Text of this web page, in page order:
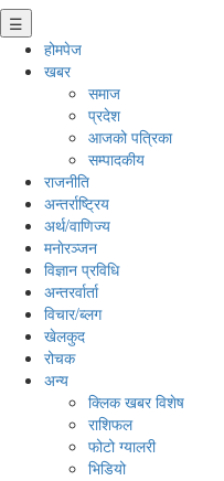
☰
होमपेज
खबर
समाज
प्रदेश
आजको पत्रिका
सम्पादकीय
राजनीति
अन्तर्राष्ट्रिय
अर्थ/वाणिज्य
मनाेरञ्जन
विज्ञान प्रविधि
अन्तरर्वार्ता
विचार/ब्लग
खेलकुद
रोचक
अन्य
क्लिक खबर विशेष
राशिफल
फोटो ग्यालरी
भिडियो